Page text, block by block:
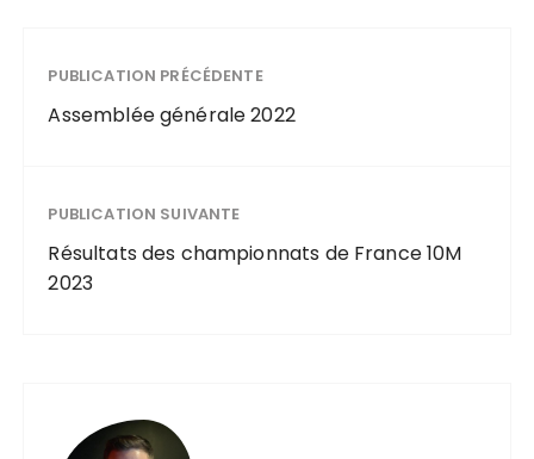
PUBLICATION PRÉCÉDENTE
Assemblée générale 2022
PUBLICATION SUIVANTE
Résultats des championnats de France 10M
2023